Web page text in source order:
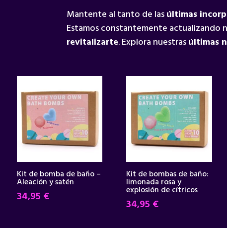
Mantente al tanto de lasúltimas
Estamos constantemente actualizando
revitalizarte. Explora nuestrasúltimas
Kit de bomba de baño –
Aleación y satén
34,95 €
Kit de bombas de baño:
limonada rosa y
explosión de cítricos
34,95 €